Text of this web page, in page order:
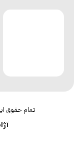
تمام حقوق